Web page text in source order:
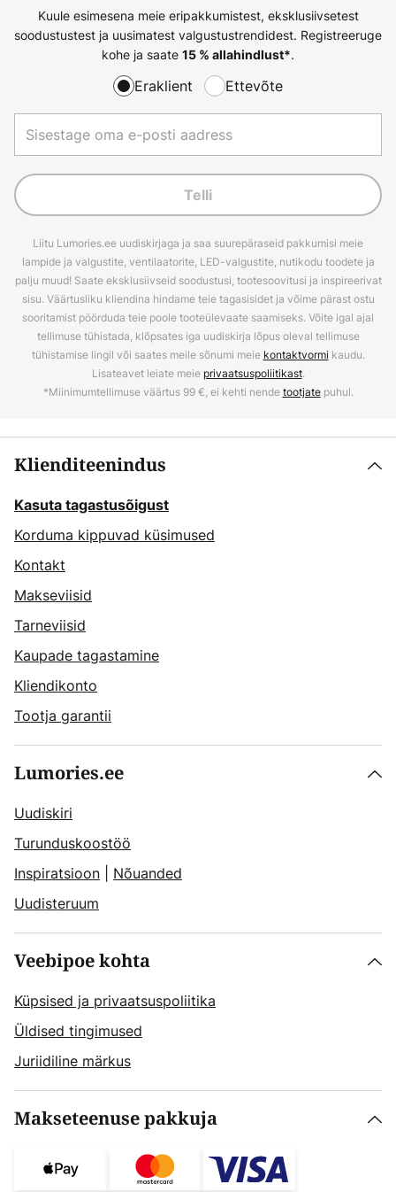
Kuule esimesena meie eripakkumistest, eksklusiivsetest
soodustustest ja uusimatest valgustustrendidest. Registreeruge
kohe ja saate 15 % allahindlust*.
Eraklient Ettevõte
Telli
Liitu Lumories.ee uudiskirjaga ja saa suurepäraseid pakkumisi meie
lampide ja valgustite, ventilaatorite, LED-valgustite, nutikodu toodete ja
palju muud! Saate eksklusiivseid soodustusi, tootesoovitusi ja inspireerivat
sisu. Väärtusliku kliendina hindame teie tagasisidet ja võime pärast ostu
sooritamist pöörduda teie poole tooteülevaate saamiseks. Võite igal ajal
tellimuse tühistada, klõpsates iga uudiskirja lõpus oleval tellimuse
tühistamise lingil või saates meile sõnumi meie kontaktvormi kaudu.
Lisateavet leiate meie privaatsuspoliitikast.
*Miinimumtellimuse väärtus 99 €, ei kehti nendetootjatepuhul.
Klienditeenindus
Kasuta tagastusõigust
Korduma kippuvad küsimused
Kontakt
Makseviisid
Tarneviisid
Kaupade tagastamine
Kliendikonto
Tootja garantii
Lumories.ee
Uudiskiri
Turunduskoostöö
Inspiratsioon
Nõuanded
Uudisteruum
Veebipoe kohta
Küpsised ja privaatsuspoliitika
Üldised tingimused
Juriidiline märkus
Makseteenuse pakkuja